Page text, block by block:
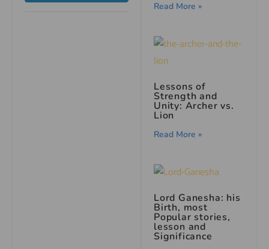
Read More »
Lessons of
Strength and
Unity: Archer vs.
Lion
Read More »
Lord Ganesha: his
Birth, most
Popular stories,
lesson and
Significance